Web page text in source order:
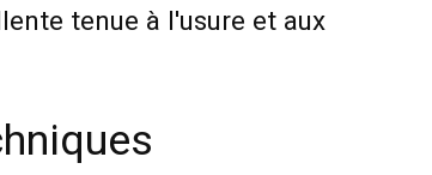
tenue à l'usure et aux